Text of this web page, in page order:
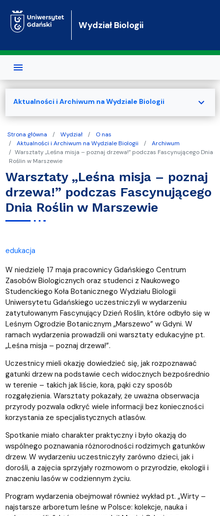
Wydział Biologii
Strona główna Wydział
O nas
Aktualności i Archiwum na Wydziale Biologii
Archiwum
Warsztaty „Leśna misja – poznaj drzewa!” podczas Fascynującego Dnia
Roślin w Marszewie
Warsztaty „Leśna misja – poznaj
drzewa!” podczas Fascynującego
Dnia Roślin w Marszewie
edukacja
W niedzielę 17 maja pracownicy Gdańskiego Centrum
Zasobów Biologicznych oraz studenci z Naukowego
Studenckiego Koła Botanicznego Wydziału Biologii
Uniwersytetu Gdańskiego uczestniczyli w wydarzeniu
zatytułowanym Fascynujący Dzień Roślin, które odbyło się w
Leśnym Ogrodzie Botanicznym „Marszewo” w Gdyni. W
ramach wydarzenia prowadzili oni warsztaty edukacyjne pt.
„Leśna misja – poznaj drzewa!”.
Uczestnicy mieli okazję dowiedzieć się, jak rozpoznawać
gatunki drzew na podstawie cech widocznych bezpośrednio
w terenie – takich jak liście, kora, pąki czy sposób
rozgałęzienia. Warsztaty pokazały, że uważna obserwacja
przyrody pozwala odkryć wiele informacji bez konieczności
korzystania ze specjalistycznych atlasów.
Spotkanie miało charakter praktyczny i było okazją do
wspólnego poznawania różnorodności rodzimych gatunków
drzew. W wydarzeniu uczestniczyły zarówno dzieci, jak i
dorośli, a zajęcia sprzyjały rozmowom o przyrodzie, ekologii i
znaczeniu lasów w codziennym życiu.
Program wydarzenia obejmował również wykład pt. „Wirty –
najstarsze arboretum leśne w Polsce: kolekcje, nauka i
Aktualności i Archiwum na Wydziale Biologii expand_more